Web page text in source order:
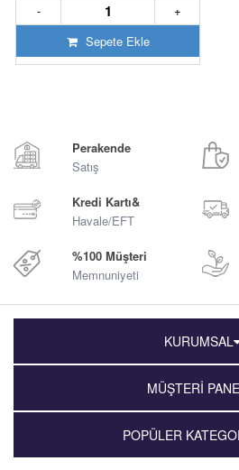
+
-
Sepete Ekle
Perakende
Satış
Kredi Kartı&
Havale/EFT
%100 Müşteri
Memnuniyeti
KURUMSAL
MÜŞTERİ
POPÜLER